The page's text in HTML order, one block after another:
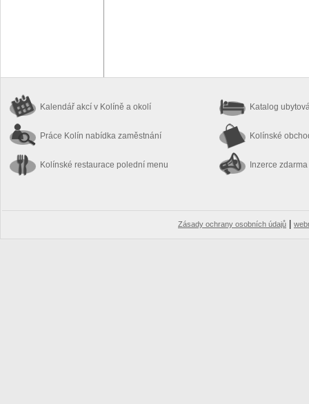
Kalendář akcí v Kolíně a okolí
Práce Kolín nabídka zaměstnání
Kolínské restaurace polední menu
Katalog
Kolínské
Inzerce zdarma
Zásady ochrany osobních údajů